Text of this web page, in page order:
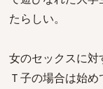
たらしい。
女のセックスに
Ｔ子の場合は始